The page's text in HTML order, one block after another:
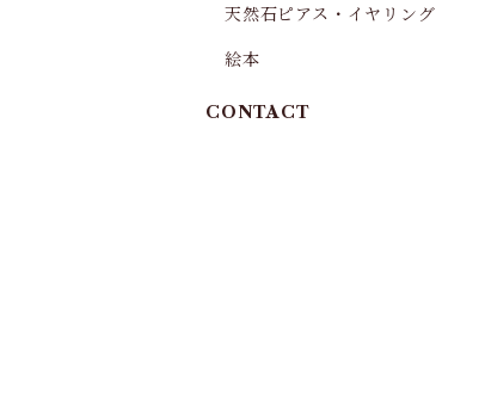
天然石ピアス・イヤリング
絵本
CONTACT